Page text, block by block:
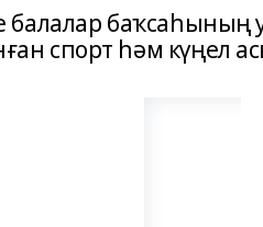
балалар
спорт һәм күңел